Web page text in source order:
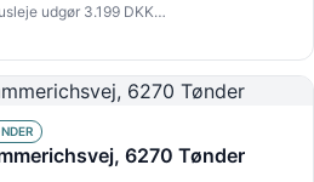
udgør 3.199 DKK…
6270 Tønder